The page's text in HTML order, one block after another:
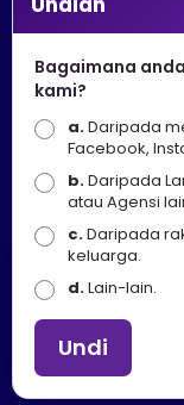
+603
8891
7100
Penafian :
Pelancongan
disebabkan oleh
yang diperolehi
Hakcipta © 2025
DAN BUDAYA. |
Bagaimana
kami?
a.Daripada
Facebook,
b.Daripada
atau Agensi
c.Daripada
keluarga.
d.Lain-lain.
Undi
Apa Khabar!
Pelancongan, Seni